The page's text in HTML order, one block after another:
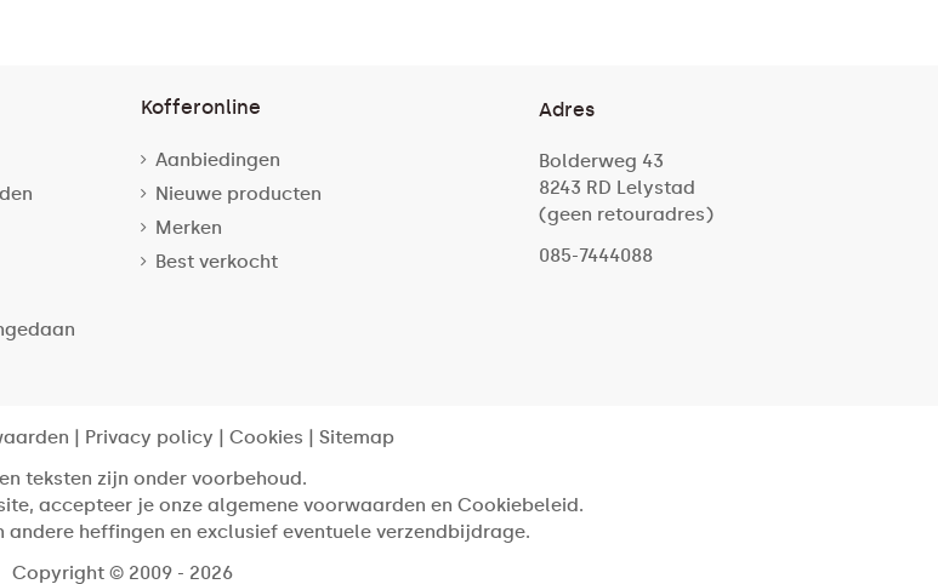
Kofferonline
Aanbiedingen
Nieuwe producten
Merken
Best verkocht
Adres
Bolderweg 43
8243 RD Lelystad
(geen retouradres)
085-7444088
| Privacy policy | Cookies | Sitemap
teksten zijn onder voorbehoud.
accepteer je onze algemene voorwaarden en Cookiebeleid.
andere heffingen en exclusief eventuele verzendbijdrage.
Copyright © 2009 - 2026